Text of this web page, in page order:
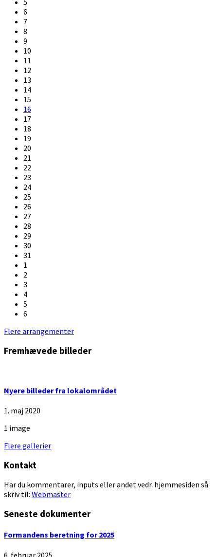
6
7
8
9
10
11
12
13
14
15
16
17
18
19
20
21
22
23
24
25
26
27
28
29
30
31
1
2
3
4
5
6
Back
calendar
Flere arrangementer
Fremhævede billeder
Nyere billeder fra lokalområdet
1. maj 2020
1 image
Flere gallerier
Kontakt
Har du kommentarer, inputs eller andet vedr. hjemmesiden så
skriv til: Webmaster
Seneste dokumenter
Formandens beretning for 2025
6. februar 2025